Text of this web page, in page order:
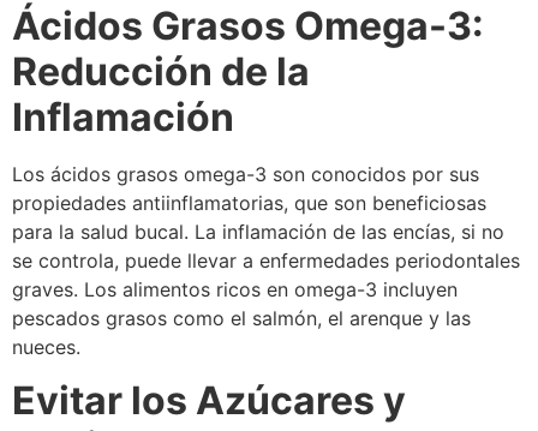
Ácidos Grasos Omega-3:
Reducción de la
Inflamación
Los ácidos grasos omega-3 son conocidos por sus
propiedades antiinflamatorias, que son beneficiosas
para la salud bucal. La inflamación de las encías, si no
se controla, puede llevar a enfermedades periodontales
graves. Los alimentos ricos en omega-3 incluyen
pescados grasos como el salmón, el arenque y las
nueces.
Evitar los Azúcares y